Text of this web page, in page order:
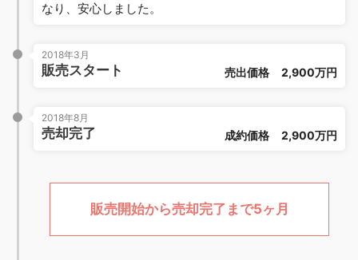
なり、安心しました。
2018年3月
販売スタート 売出価格 2,900万円
2018年8月
売却完了 成約価格 2,900万円
販売開始から売却完了まで5ヶ月